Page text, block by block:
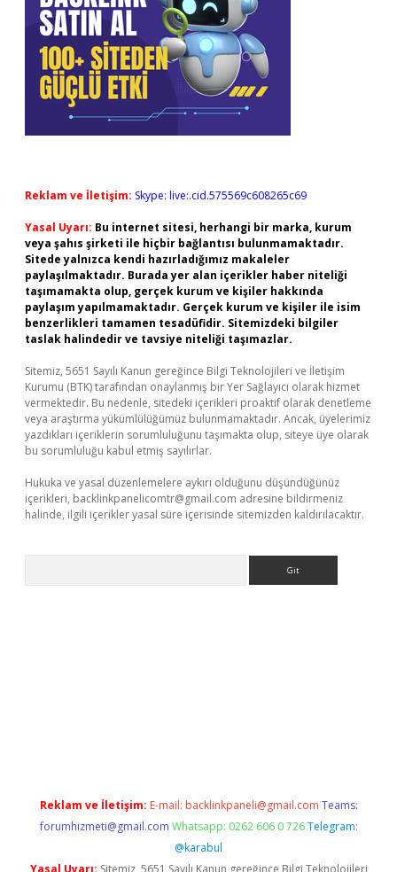
Reklam ve İletişim: Skype: live:.cid.575569c608265c69
Yasal Uyarı: Bu internet sitesi, herhangi bir marka, kurum
veya şahıs şirketi ile hiçbir bağlantısı bulunmamaktadır.
Sitede yalnızca kendi hazırladığımız makaleler
paylaşılmaktadır. Burada yer alan içerikler haber niteliği
taşımamakta olup, gerçek kurum ve kişiler hakkında
paylaşım yapılmamaktadır. Gerçek kurum ve kişiler ile isim
benzerlikleri tamamen tesadüfidir. Sitemizdeki bilgiler
taslak halindedir ve tavsiye niteliği taşımazlar.
Sitemiz, 5651 Sayılı Kanun gereğince Bilgi Teknolojileri ve İletişim
Kurumu (BTK) tarafından onaylanmış bir Yer Sağlayıcı olarak hizmet
vermektedir. Bu nedenle, sitedeki içerikleri proaktif olarak denetleme
veya araştırma yükümlülüğümüz bulunmamaktadır. Ancak, üyelerimiz
yazdıkları içeriklerin sorumluluğunu taşımakta olup, siteye üye olarak
bu sorumluluğu kabul etmiş sayılırlar.
Hukuka ve yasal düzenlemelere aykırı olduğunu düşündüğünüz
içerikleri, backlinkpanelicomtr@gmail.com adresine bildirmeniz
halinde, ilgili içerikler yasal süre içerisinde sitemizden kaldırılacaktır.
Reklam ve İletişim: E-mail: backlinkpaneli@gmail.com Teams:
forumhizmeti@gmail.com Whatsapp: 0262 606 0 726 Telegram:
@karabul
Yasal Uyarı: Sitemiz, 5651 Sayılı Kanun gereğince Bilgi Teknolojileri